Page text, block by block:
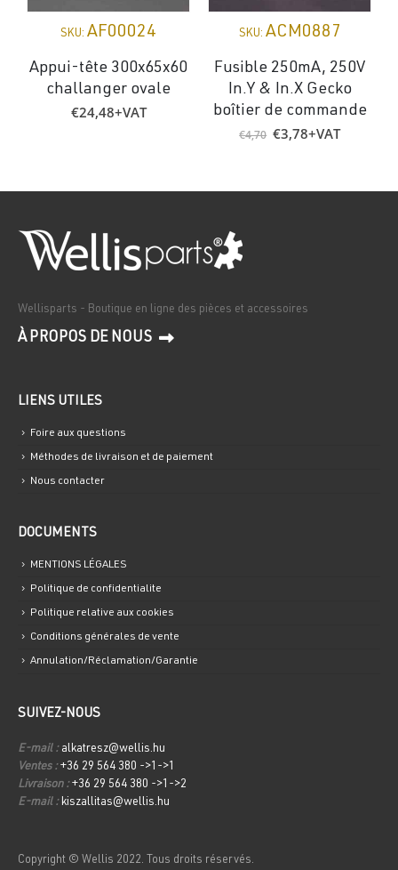
SKU: AF00024
Appui-tête 300x65x60
challanger ovale
€24,48+VAT
SKU: ACM0887
Fusible 250mA, 250V
In.Y & In.X Gecko
boîtier de commande
€4,70 Le
prix
€3,78Le
prix
+VAT
Wellisparts - Boutique en ligne des pièces et accessoires
À PROPOS DE NOUS
LIENS UTILES
Foire aux questions
Méthodes de livraison et de paiement
Nous contacter
DOCUMENTS
MENTIONS LÉGALES
Politique de confidentialite
Politique relative aux cookies
Conditions générales de vente
Annulation/Réclamation/Garantie
SUIVEZ-NOUS
E-mail : alkatresz@wellis.hu
Ventes : +36 29 564 380 ->1->1
Livraison : +36 29 564 380 ->1->2
E-mail : kiszallitas@wellis.hu
Copyright © Wellis 2022. Tous droits réservés.